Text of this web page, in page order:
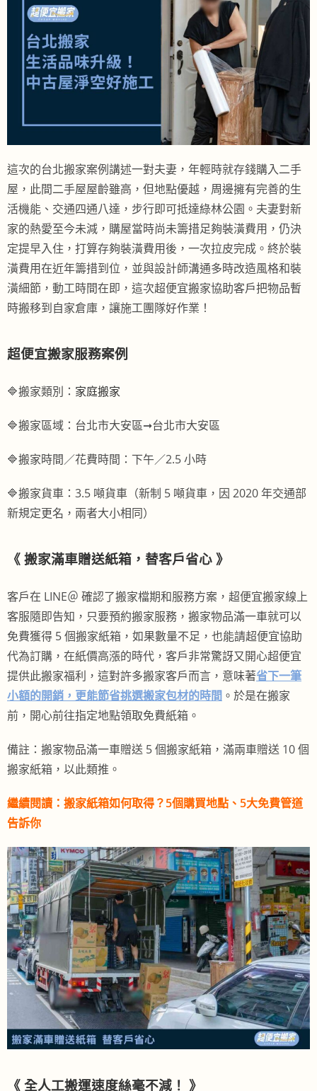
這次的台北搬家案例講述一對夫妻，年輕時就存錢購入二手
屋，此間二手屋屋齡雖高，但地點優越，周邊擁有完善的生
活機能、交通四通八達，步行即可抵達綠林公園。夫妻對新
家的熱愛至今未減，購屋當時尚未籌措足夠裝潢費用，仍決
定提早入住，打算存夠裝潢費用後，一次拉皮完成。終於裝
潢費用在近年籌措到位，並與設計師溝通多時改造風格和裝
潢細節，動工時間在即，這次超便宜搬家協助客戶把物品暫
時搬移到自家倉庫，讓施工團隊好作業！
超便宜搬家服務案例
🔷搬家類別： 家庭搬家
🔷搬家區域：台北市大安區➞台北市大安區
🔷搬家時間／花費時間：下午／2.5 小時
🔷搬家貨車：3.5 噸貨車（新制 5 噸貨車，因 2020 年交通部
新規定更名，兩者大小相同）
《 搬家滿車贈送紙箱，替客戶省心 》
客戶在 LINE＠ 確認了搬家檔期和服務方案，超便宜搬家線上
客服隨即告知，只要預約搬家服務，搬家物品滿一車就可以
免費獲得 5 個搬家紙箱，如果數量不足，也能請超便宜協助
代為訂購，在紙價高漲的時代，客戶非常驚訝又開心超便宜
提供此搬家福利，這對許多搬家客戶而言，意味著省下一筆
小額的開銷，更能節省挑選搬家包材的時間 。於是在搬家
前，開心前往指定地點領取免費紙箱。
備註：搬家物品滿一車贈送 5 個搬家紙箱，滿兩車贈送 10 個
搬家紙箱，以此類推。
繼續閱讀： 搬家紙箱如何取得？5個購買地點、5大免費管道
告訴你
《 全人工搬運速度絲毫不減！ 》